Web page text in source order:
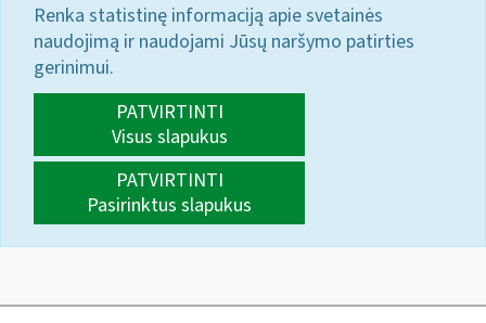
Renka statistinę informaciją apie svetainės
naudojimą ir naudojami Jūsų naršymo patirties
gerinimui.
PATVIRTINTI
Visus slapukus
PATVIRTINTI
Pasirinktus slapukus